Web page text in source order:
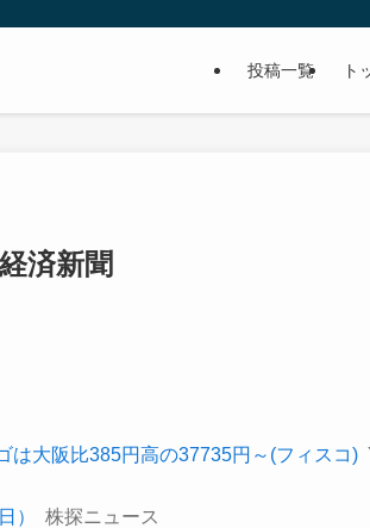
投稿一覧 ト
済新聞
は大阪比385円高の37735円～(フィスコ)
）
株探ニュース